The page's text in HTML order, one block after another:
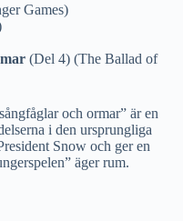
Games)
(Del 4) (The Ballad of
och ormar” är en
i den ursprungliga
Snow och ger en
äger rum.